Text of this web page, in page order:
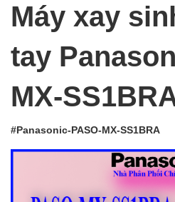
Máy xay
tay
MX-
#Panasonic-PASO-MX-SS1BRA